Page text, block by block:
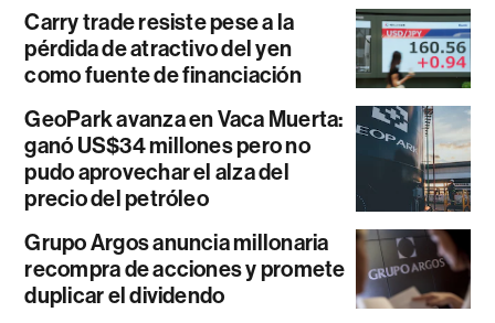
Carry trade resiste pese a la
pérdida de atractivo del yen
como fuente de financiación
GeoPark avanza en Vaca Muerta:
ganó US$34 millones pero no
pudo aprovechar el alza del
precio del petróleo
Grupo Argos anuncia millonaria
recompra de acciones y promete
duplicar el dividendo